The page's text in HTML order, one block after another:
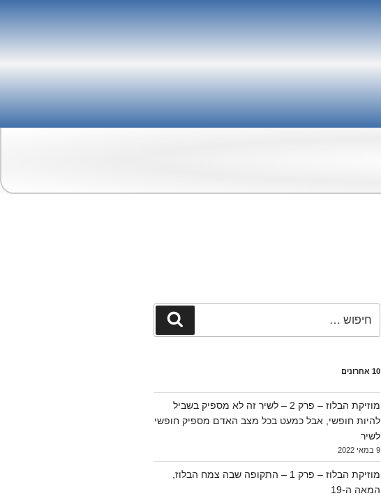
חיפוש
10 אחרונים
מוזיקת הבלוז – פרק 2 – לשיר זה לא מספיק בשביל
להיות חופשי, אבל כמעט בכל מצב האדם מספיק חופשי
לשיר
9 במאי 2022
מוזיקת הבלוז – פרק 1 – התקופה שבה צמח הבלוז,
המאה ה-19